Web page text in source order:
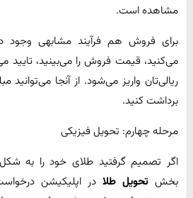
مشاهده است.
برای فروش هم فرآیند مشابهی وجود
می‌کنید، قیمت فروش را می‌بینید، تایید
ریالی‌تان واریز می‌شود. از آنجا
برداشت کنید.
مرحله چهارم: تحویل فیزیکی
اگر تصمیم گرفتید طلای خود را به شکل
بخشتحویل طلا در اپلیکیشن